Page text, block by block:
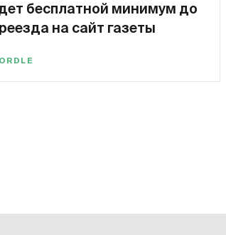
бесплатной минимум до
на сайт газеты